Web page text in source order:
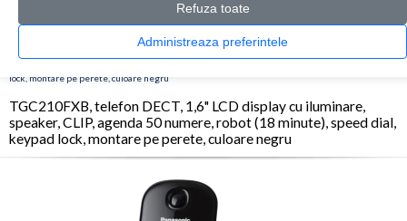
Refuza toate
Administreaza preferintele
0 produs(e)
CATALOG PRODUSE
> Telefoane Birou > TGC210FXB, telefon DECT, 1,6" LCD
lock, montare pe perete, culoare negru
TGC210FXB, telefon DECT, 1,6" LCD display cu iluminare,
speaker, CLIP, agenda 50 numere, robot (18 minute), speed dial,
keypad lock, montare pe perete, culoare negru